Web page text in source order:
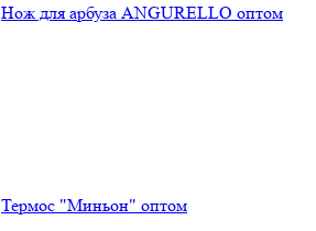
Нож для арбуза ANGURELLO оптом
Термос "Миньон" оптом